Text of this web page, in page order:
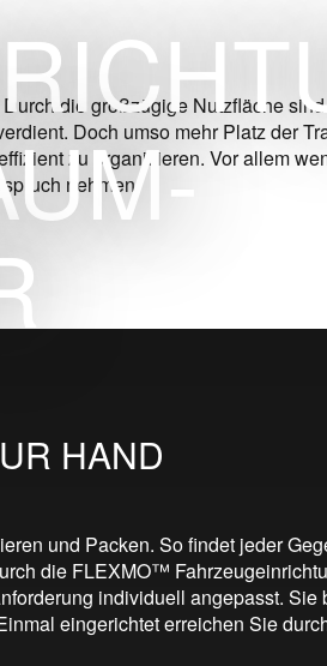
die großzügige Nutzfläche
Doch umso mehr Platz der
zu organisieren. Vor allem
nehmen.
HAND
und Packen. So findet jeder
die FLEXMO™
individuell angepasst.
eingerichtet erreichen Sie